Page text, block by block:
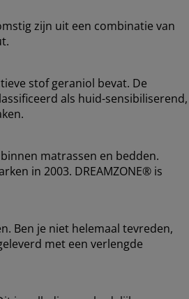
zijn uit een combinatie van
stof geraniol bevat. De
als huid-sensibiliserend,
matrassen en bedden.
in 2003. DREAMZONE® is
Ben je niet helemaal tevreden,
met een verlengde